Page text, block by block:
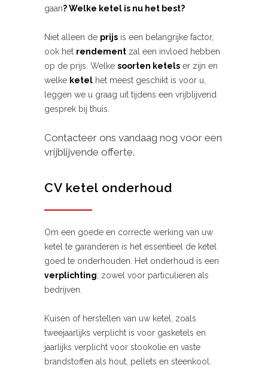
gaan? Welke ketel is nu het best?
Niet alleen de prijs is een belangrijke factor,
ook het rendement zal een invloed hebben
op de prijs. Welke soorten ketels er zijn en
welke ketel het meest geschikt is voor u,
leggen we u graag uit tijdens een vrijblijvend
gesprek bij thuis.
Contacteer ons vandaag nog voor een
vrijblijvende offerte.
CV ketel onderhoud
Om een goede en correcte werking van uw
ketel te garanderen is het essentieel de ketel
goed te onderhouden. Het onderhoud is een
verplichting , zowel voor particulieren als
bedrijven.
Kuisen of herstellen van uw ketel, zoals
tweejaarlijks verplicht is voor gasketels en
jaarlijks verplicht voor stookolie en vaste
brandstoffen als hout, pellets en steenkool.